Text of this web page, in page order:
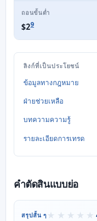
ถอนขั้นต่ำ
$29
ลิงก์ที่เป็นประโยชน์
ข้อมูลทางกฎหมาย
ฝ่ายช่วยเหลือ
บทความความรู้
รายละเอียดการเทรด
คำตัดสินแบบย่อ
สรุปสั้น ๆ